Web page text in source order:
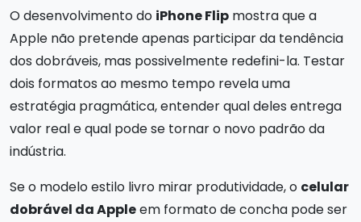
O desenvolvimento do iPhone Flip mostra que a
Apple não pretende apenas participar da tendência
dos dobráveis, mas possivelmente redefini-la. Testar
dois formatos ao mesmo tempo revela uma
estratégia pragmática, entender qual deles entrega
valor real e qual pode se tornar o novo padrão da
indústria.
Se o modelo estilo livro mirar produtividade, o celular
dobrável da Appleem formato de concha pode ser